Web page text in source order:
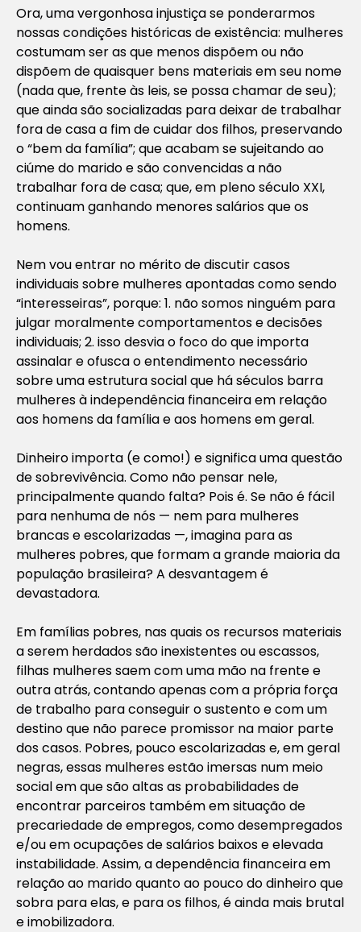
Ora, uma vergonhosa injustiça se ponderarmos
nossas condições históricas de existência: mulheres
costumam ser as que menos dispõem ou não
dispõem de quaisquer bens materiais em seu nome
(nada que, frente às leis, se possa chamar de seu);
que ainda são socializadas para deixar de trabalhar
fora de casa a fim de cuidar dos filhos, preservando
o “bem da família”; que acabam se sujeitando ao
ciúme do marido e são convencidas a não
trabalhar fora de casa; que, em pleno século XXI,
continuam ganhando menores salários que os
homens.
Nem vou entrar no mérito de discutir casos
individuais sobre mulheres apontadas como sendo
“interesseiras”, porque: 1. não somos ninguém para
julgar moralmente comportamentos e decisões
individuais; 2. isso desvia o foco do que importa
assinalar e ofusca o entendimento necessário
sobre uma estrutura social que há séculos barra
mulheres à independência financeira em relação
aos homens da família e aos homens em geral.
Dinheiro importa (e como!) e significa uma questão
de sobrevivência. Como não pensar nele,
principalmente quando falta? Pois é. Se não é fácil
para nenhuma de nós — nem para mulheres
brancas e escolarizadas —, imagina para as
mulheres pobres, que formam a grande maioria da
população brasileira? A desvantagem é
devastadora.
Em famílias pobres, nas quais os recursos materiais
a serem herdados são inexistentes ou escassos,
filhas mulheres saem com uma mão na frente e
outra atrás, contando apenas com a própria força
de trabalho para conseguir o sustento e com um
destino que não parece promissor na maior parte
dos casos. Pobres, pouco escolarizadas e, em geral
negras, essas mulheres estão imersas num meio
social em que são altas as probabilidades de
encontrar parceiros também em situação de
precariedade de empregos, como desempregados
e/ou em ocupações de salários baixos e elevada
instabilidade. Assim, a dependência financeira em
relação ao marido quanto ao pouco do dinheiro que
sobra para elas, e para os filhos, é ainda mais brutal
e imobilizadora.